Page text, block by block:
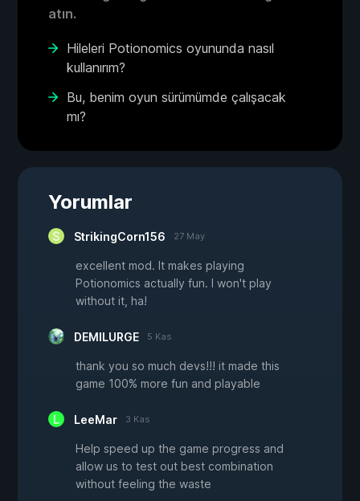
atın.
Hileleri Potionomics oyununda nasıl
kullanırım?
Bu, benim oyun sürümümde çalışacak
mı?
Yorumlar
StrikingCorn156 27 May
excellent mod. It makes playing
Potionomics actually fun. I won't play
without it, ha!
DEMILURGE 5 Kas
thank you so much devs!!! it made this
game 100% more fun and playable
LeeMar 3 Kas
Help speed up the game progress and
allow us to test out best combination
without feeling the waste